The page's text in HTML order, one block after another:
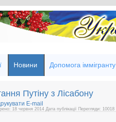
Новини Допомога іммігранту
Путіну з Лісабону
E-mail
18 червня 2014 Дата публікації Перегляди: 10018